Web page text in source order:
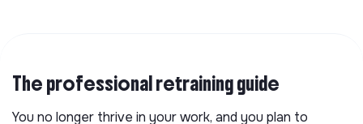
The professional retraining guide
You no longer thrive in your work, and you plan to